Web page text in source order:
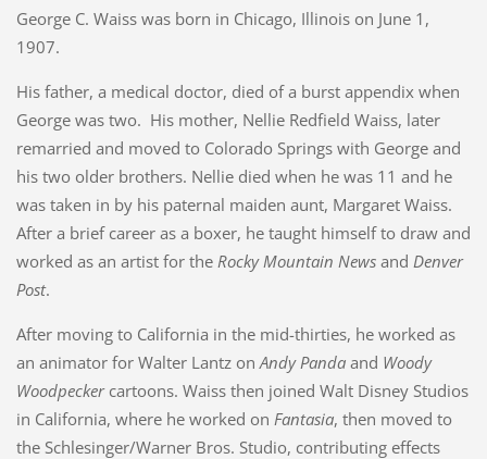
George C. Waiss was born in Chicago, Illinois on June 1,
1907.
His father, a medical doctor, died of a burst appendix when
George was two. His mother, Nellie Redfield Waiss, later
remarried and moved to Colorado Springs with George and
his two older brothers. Nellie died when he was 11 and he
was taken in by his paternal maiden aunt, Margaret Waiss.
After a brief career as a boxer, he taught himself to draw and
worked as an artist for the Rocky Mountain Newsand Denver
Post.
After moving to California in the mid-thirties, he worked as
an animator for Walter Lantz on Andy Pandaand Woody
Woodpeckercartoons. Waiss then joined Walt Disney Studios
in California, where he worked on Fantasia, then moved to
the Schlesinger/Warner Bros. Studio, contributing effects